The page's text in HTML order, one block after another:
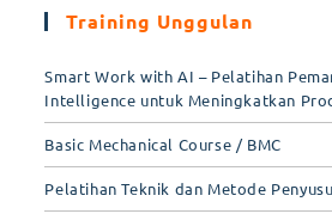
Training Unggulan
Smart Work with AI – Pelatihan
Intelligence untuk Meningkatkan
Basic Mechanical Course / BMC
Pelatihan Teknik dan Metode